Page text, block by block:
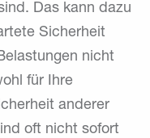
Das kann dazu
Sicherheit
nicht
für Ihre
anderer
oft nicht sofort